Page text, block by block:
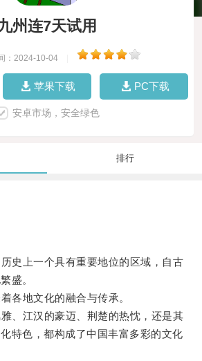
州连7天试用
：2024-10-04
苹果下载 PC下载
安卓市场，安全绿色
排行
上一个具有重要地位的区域，自古
盛。
地文化的融合与传承。
江汉的豪迈、荆楚的热忱，还是其
特色，都构成了中国丰富多彩的文化